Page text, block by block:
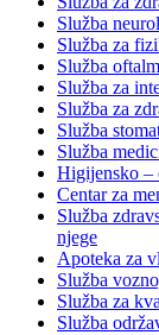
Služba
Služba za
Služba
Služba za
Služba za
Služba
Služba
Higijensko –
Centar za
Služba
njege
Apoteka za
Služba
Služba za
Služba